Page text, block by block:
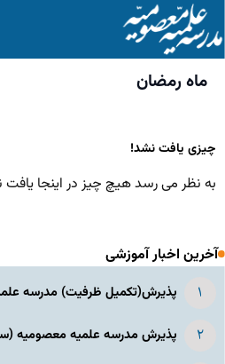
ماه رمضان
چیزی یافت نشد!
به نظر می رسد هیچ چیز در اینجا
آخرین اخبار آموزشی
پذیرش(تکمیل ظرفیت) مدرسه
پذیرش مدرسه علمیه معصومیه‌